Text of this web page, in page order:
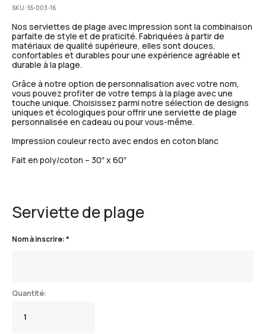
SKU:55-003-16
Nos serviettes de plage avec impression sont la combinaison
parfaite de style et de praticité. Fabriquées à partir de
matériaux de qualité supérieure, elles sont douces,
confortables et durables pour une expérience agréable et
durable à la plage.
Grâce à notre option de personnalisation avec votre nom,
vous pouvez profiter de votre temps à la plage avec une
touche unique. Choisissez parmi notre sélection de designs
uniques et écologiques pour offrir une serviette de plage
personnalisée en cadeau ou pour vous-même.
Impression couleur recto avec endos en coton blanc
Fait en poly/coton – 30″ x 60″
Serviette de plage
Nom à inscrire:*